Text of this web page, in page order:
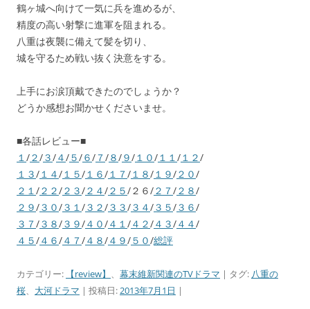
鶴ヶ城へ向けて一気に兵を進めるが、
精度の高い射撃に進軍を阻まれる。
八重は夜襲に備えて髪を切り、
城を守るため戦い抜く決意をする。
上手にお涙頂戴できたのでしょうか？
どうか感想お聞かせくださいませ。
■各話レビュー■
１ /２/３/４/５/６/ ７/８/９/１０/１１ /１２/
１３/１４/１５/１６/１７/１８/１９/２０/
２１ /２２/２３/２４/２５/２６/２７/２８/
２９/３０/３１ /３２/３３/３４/３５/３６/
３７/３８/３９/４０/４１ /４２/４３/４４/
４５/４６/４７/４８/４９/５０/総評
カテゴリー: 【review】 幕末維新関連のTVドラマ | タグ: 八重の
桜
大河ドラマ | 投稿日: 2013年7月1日 |